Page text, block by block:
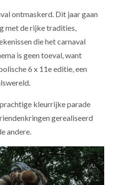
ontmaskerd. Dit jaar gaan
met de rijke tradities,
die het carnaval
is geen toeval, want
6 x 11e editie, een
kleurrijke parade
gerealiseerd
andere.